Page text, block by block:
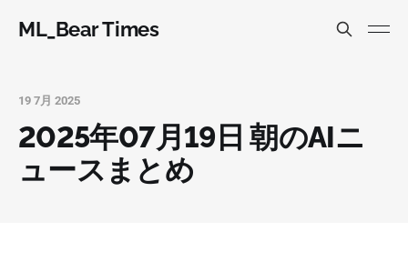
ML_Bear Times
19 7月 2025
2025年07月19日 朝のAIニ
ュースまとめ